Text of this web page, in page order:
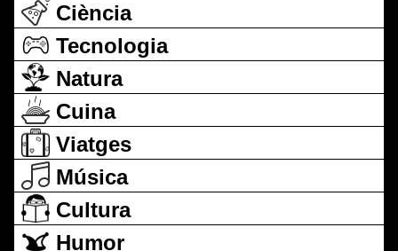
Ciència
Tecnologia
Natura
Cuina
Viatges
Música
Cultura
Humor